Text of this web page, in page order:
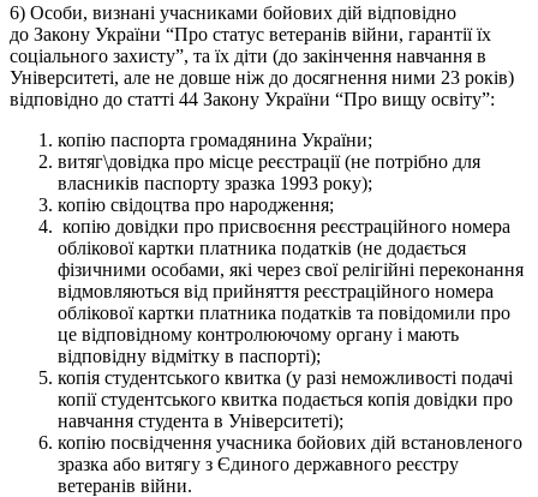
6) Особи, визнані учасниками бойових дій відповідно
до Закону України “Про статус ветеранів війни, гарантії їх
соціального захисту”, та їх діти (до закінчення навчання в
Університеті, але не довше ніж до досягнення ними 23 років)
відповідно до статті 44 Закону України “Про вищу освіту”:
копію паспорта громадянина України;
витяг\довідка про місце реєстрації (не потрібно для
власників паспорту зразка 1993 року);
копію свідоцтва про народження;
копію довідки про присвоєння реєстраційного номера
облікової картки платника податків (не додається
фізичними особами, які через свої релігійні переконання
відмовляються від прийняття реєстраційного номера
облікової картки платника податків та повідомили про
це відповідному контролюючому органу і мають
відповідну відмітку в паспорті);
копія студентського квитка (у разі неможливості подачі
копії студентського квитка подається копія довідки про
навчання студента в Університеті);
копію посвідчення учасника бойових дій встановленого
зразка або витягу з Єдиного державного реєстру
ветеранів війни.